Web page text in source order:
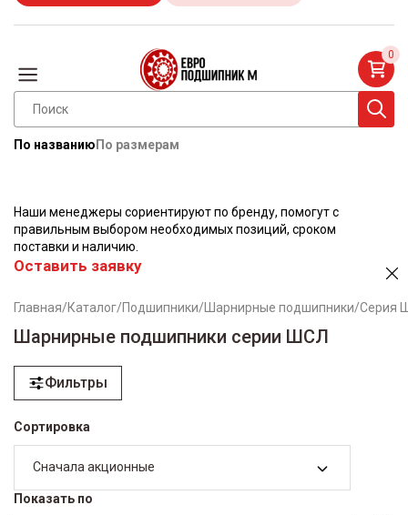
По названию По размерам
0
Наши менеджеры сориентируют по бренду, помогут с
правильным выбором необходимых позиций, сроком
поставки и наличию.
Оставить заявку
Главная/Каталог/Подшипники/ Шарнирные подшипники/Серия
Шарнирные подшипники серии ШСЛ
Фильтры
Сортировка
Сначала акционные
Показать по